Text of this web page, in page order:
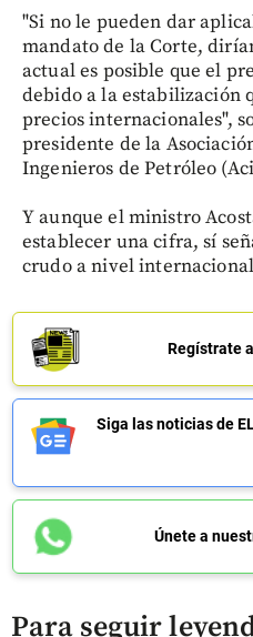
"Si no le pueden dar
mandato de la Corte,
actual es posible que el
debido a la estabilización
precios internacionales",
presidente de la
Ingenieros de Petróleo
Y aunque el ministro
establecer una cifra, sí
crudo a nivel
Regístrate
Siga las noticias de
Únete a
Para seguir